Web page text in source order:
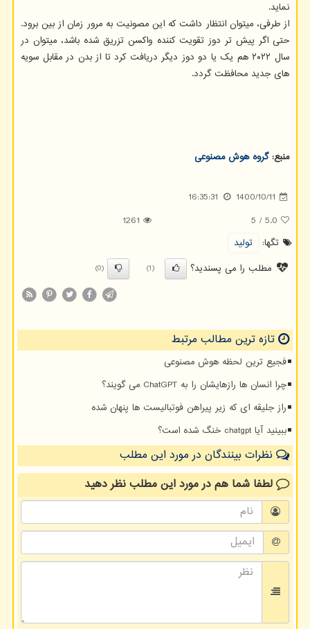
نماید.
از طرفی، میتوان انتظار داشت که این مصونیت به مرور زمان از بین برود.
حتی اگر پیش تر دوز تقویت کننده واکسن تزریق شده باشد، میتوان در
سال ۲۰۲۲ هم یک یا دو دوز دیگر دریافت کرد تا از بدن در مقابل سویه
های جدید محافظت گردد.
منبع:گروه هوش مصنوعی
1400/10/11
16:35:31
5.0
/
5
1261
تگها:
تولید
مطلب را می پسندید؟
(1)
(0)
تازه ترین مطالب مرتبط
فجیع ترین لحظه هوش مصنوعی
چرا انسان ها رازهایشان را به ChatGPT می گویند؟
راز جلیقه ای که زیر پیراهن فوتبالیست ها پنهان شده
ببینید آیا chatgpt خنگ شده است؟
نظرات بینندگان در مورد این مطلب
لطفا شما همدر مورد این مطلبنظر دهید